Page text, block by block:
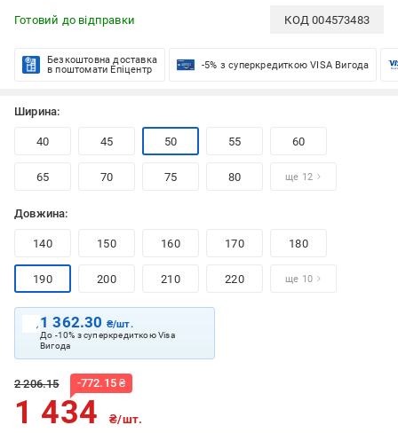
Готовий до відправки КОД004573483
Безкоштовна доставка
в поштомати Епіцентр
-5% з суперкредиткою VISA Вигода
Ширина:
40 45 50 55 60
65 70 75 80 ще 12
Довжина:
140 150 160 170 180
190 200 210 220 ще 10
1 362.30 ₴/шт.
До -10% з суперкредиткою Visa
Вигода
2 206.15 -772.15 ₴
1 434 ₴/шт.